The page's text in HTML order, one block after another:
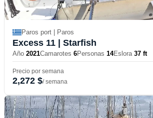
Paros port | Paros
Excess 11 | Starfish
Año 2021Camarotes 6Personas 14Eslora 37 ft
Precio por semana
2,272 $/ semana